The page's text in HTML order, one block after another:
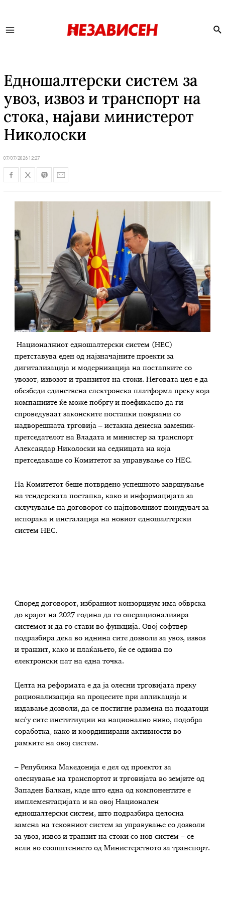
Едношалтерски систем за
увоз, извоз и транспорт на
стока, најави министерот
Николоски
07/07/2026 12:27
Националниот едношалтерски систем (НЕС)
претставува еден од најзначајните проекти за
дигитализација и модернизација на постапките со
увозот, извозот и транзитот на стоки. Неговата цел е да
обезбеди единствена електронска платформа преку која
компаниите ќе може побргу и поефикасно да ги
спроведуваат законските постапки поврзани со
надворешната трговија – истакна денеска заменик-
претседателот на Владата и министер за транспорт
Александар Николоски на седницата на која
претседаваше со Комитетот за управување со НЕС.
На Комитетот беше потврдено успешното завршување
на тендерската постапка, како и информацијата за
склучување на договорот со најповолниот понудувач за
испорака и инсталација на новиот едношалтерски
систем НЕС.
Според договорот, избраниот конзорциум има обврска
до крајот на 2027 година да го операционализира
системот и да го стави во функција. Овој софтвер
подразбира дека во иднина сите дозволи за увоз, извоз
и транзит, како и плаќањето, ќе се одвива по
електронски пат на една точка.
Целта на реформата е да ја олесни трговијата преку
рационализација на процесите при апликација и
издавање дозволи, да се постигне размена на податоци
меѓу сите инститиуции на национално ниво, подобра
соработка, како и координирани активности во
рамките на овој систем.
– Република Македонија е дел од проектот за
олеснување на транспортот и трговијата во земјите од
Западен Балкан, каде што една од компонентите е
имплементацијатa и на овој Национален
едношалтерски систем, што подразбира целосна
замена на тековниот систем за управување со дозволи
за увоз, извоз и транзит на стоки со нов систем – се
вели во соопштението од Министерството за транспорт.